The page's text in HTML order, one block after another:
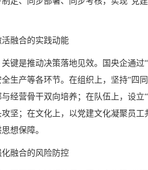
活融合的实践动能
键是推动决策落地见效。国央企通
生产等各环节。在组织上，坚持“四
经营骨干双向培养；在队伍上，设立
坚；在文化上，以党建文化凝聚员
想保障。
化融合的风险防控